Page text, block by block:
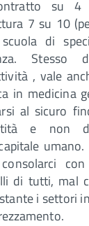
su
7 su 10
di
Stesso
, vale
in medicina
al sicuro
e non
di tutti, mal
i settori